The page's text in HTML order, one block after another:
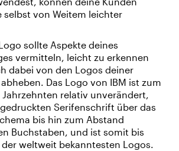
selbst von Weitem leichter
sollte Aspekte deines
vermitteln, leicht zu erkennen
dabei von den Logos deiner
Das Logo von IBM ist zum
Jahrzehnten relativ unverändert,
Serifenschrift über das
bis hin zum Abstand
Buchstaben, und ist somit bis
der weltweit bekanntesten Logos.